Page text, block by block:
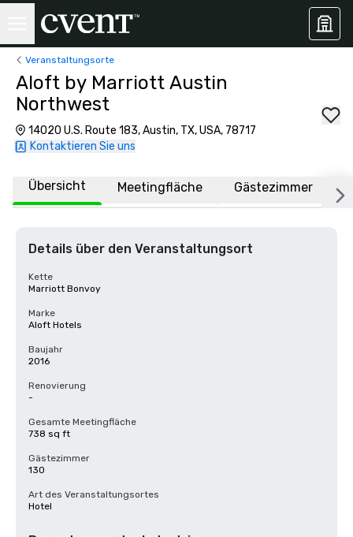
Veranstaltungsorte
Aloft by Marriott Austin
Northwest
14020 U.S. Route 183, Austin, TX, USA, 78717
Kontaktieren Sie uns
Übersicht Meetingfläche Gästezimmer
Details über den Veranstaltungsort
Kette
Marriott Bonvoy
Marke
Aloft Hotels
Baujahr
2016
Renovierung
-
Gesamte Meetingfläche
738 sq ft
Gästezimmer
130
Art des Veranstaltungsortes
Hotel